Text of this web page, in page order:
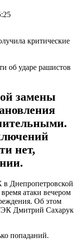
об ударе рашистов
замены
нет,
Днепропетровской
атаки вечером
Об этом
Дмитрий Сахарук
попаданий.